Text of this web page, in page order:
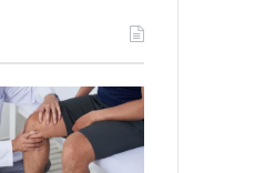
T
u
b
t
a
g